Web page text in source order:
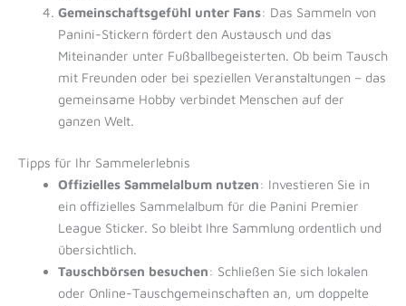
Gemeinschaftsgefühl unter Fans: Das Sammeln von
Panini-Stickern fördert den Austausch und das
Miteinander unter Fußballbegeisterten. Ob beim Tausch
mit Freunden oder bei speziellen Veranstaltungen – das
gemeinsame Hobby verbindet Menschen auf der
ganzen Welt.
Tipps für Ihr Sammelerlebnis
Offizielles Sammelalbum nutzen: Investieren Sie in
ein offizielles Sammelalbum für die Panini Premier
League Sticker. So bleibt Ihre Sammlung ordentlich und
übersichtlich.
Tauschbörsen besuchen: Schließen Sie sich lokalen
oder Online-Tauschgemeinschaften an, um doppelte